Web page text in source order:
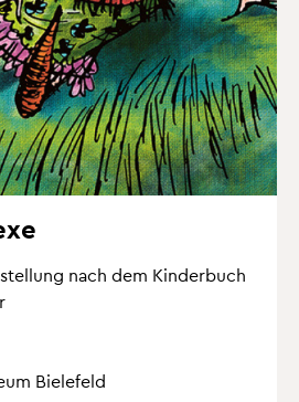
nach dem Kin­der­buch
Bie­le­feld